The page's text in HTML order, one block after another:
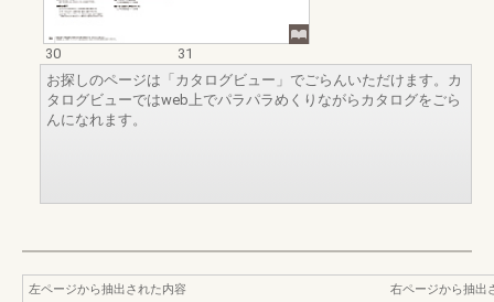
30
31
お探しのページは「カタログビュー」でごらんいただけます。カ
タログビューではweb上でパラパラめくりながらカタログをごら
んになれます。
左ページから抽出された内容
右ページから抽出